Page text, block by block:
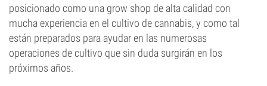
posicionado como una grow shop de alta calidad con
mucha experiencia en el cultivo de cannabis, y como tal
están preparados para ayudar en las numerosas
operaciones de cultivo que sin duda surgirán en los
próximos años.